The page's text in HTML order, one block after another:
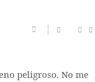
peligroso. No me